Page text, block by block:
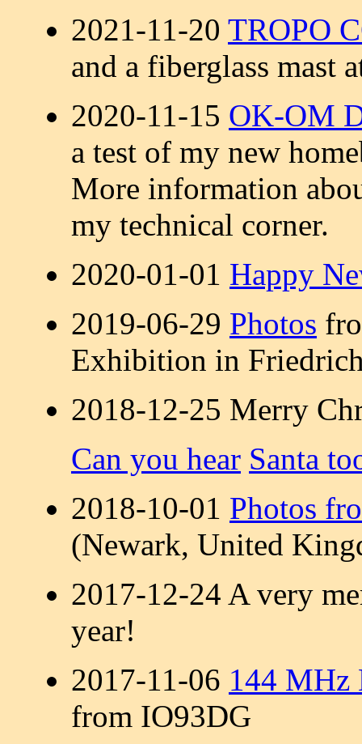
2021-11-20 TROPO
and a fiberglass mast
2020-11-15 OK-OM
a test of my new
More information
my technical corner.
2020-01-01 Happy
2019-06-29 Photos
Exhibition in
2018-12-25 Merry
Can you hear Santa
2018-10-01 Photos
(Newark, United
2017-12-24 A very
year!
2017-11-06 144 MHz
from IO93DG